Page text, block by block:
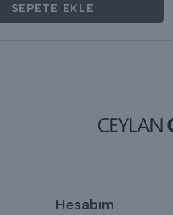
SEPETE EKLE
Hesabım